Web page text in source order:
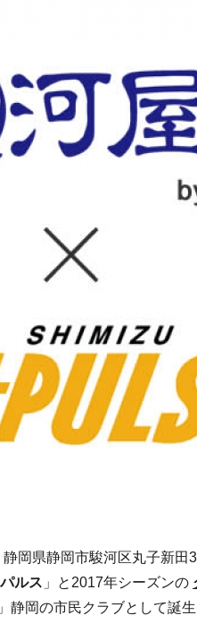
岡県静岡市駿河区丸子新
ルス 」と2017年シーズンの
静岡の市民クラブとして誕生